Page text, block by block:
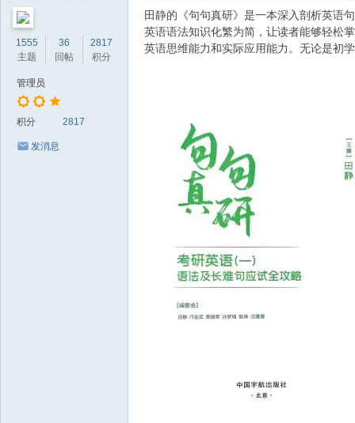
1555
主题
36
回帖
2817
积分
管理员
积分 2817
发消息
田静的《句句真研》是一本深入剖析英语
英语语法知识化繁为简，让读者能够轻松
英语思维能力和实际应用能力。无论是初